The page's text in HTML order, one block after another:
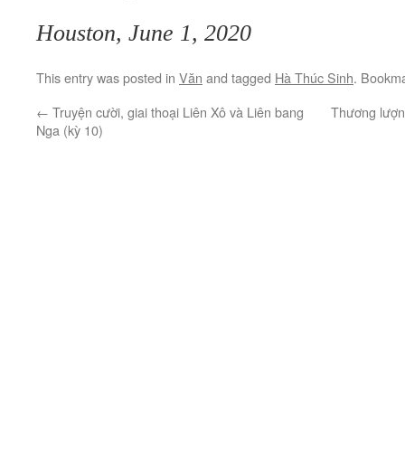
Houston, June 1, 2020
This entry was posted in Văn and tagged Hà Thúc Sinh.
← Truyện cười, giai thoại Liên Xô và Liên bang
Nga (kỳ 10)
Thương